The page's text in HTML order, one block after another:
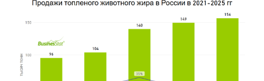
Каратов, Красцветмет, Московский ювелирный
завод, Платина, Розан Файнэнс, Русские
Рейтинги предприятий, экспортирующих
продукцию из России: